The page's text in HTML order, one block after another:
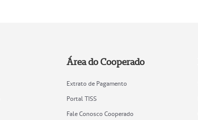
Área do Cooperado
Extrato de Pagamento
Portal TISS
Fale Conosco Cooperado